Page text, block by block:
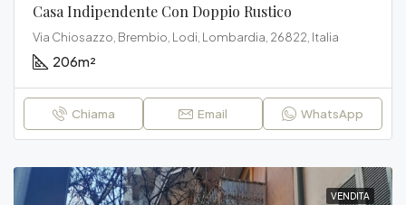
Casa Indipendente Con Doppio Rustico
Via Chiosazzo, Brembio, Lodi, Lombardia, 26822, Italia
206m²
Chiama Email WhatsApp
VENDITA